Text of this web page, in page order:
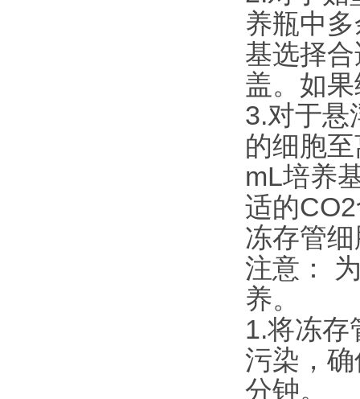
养瓶中
基选择
盖。如
3.对于悬
的细胞
mL培养
适的
冻存管
注意：
养。
1.将冻
污染，
分钟。